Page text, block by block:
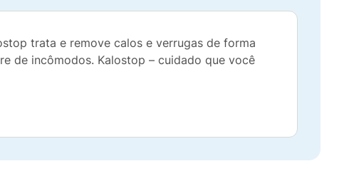
trata e remove calos e verrugas de forma
de incômodos. Kalostop – cuidado que você